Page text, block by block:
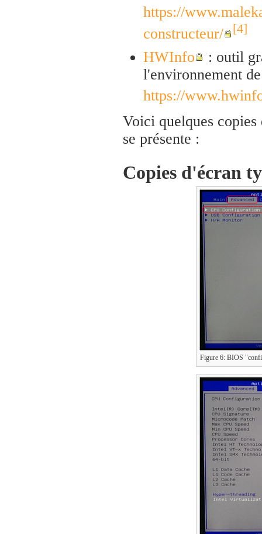
https://
constructeur/
[4]
HWInfo
: outil
l'environnement
https://
Voici quelques
se présente :
Copies d'écran
Figure 6: BIOS